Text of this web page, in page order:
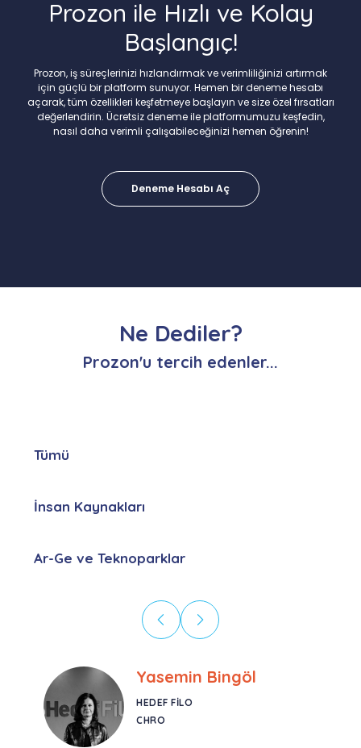
Prozon ile Hızlı ve Kolay
Başlangıç!
Prozon, iş süreçlerinizi hızlandırmak ve verimliliğinizi artırmak
için güçlü bir platform sunuyor. Hemen bir deneme hesabı
açarak, tüm özellikleri keşfetmeye başlayın ve size özel fırsatları
değerlendirin. Ücretsiz deneme ile platformumuzu keşfedin,
nasıl daha verimli çalışabileceğinizi hemen öğrenin!
Deneme Hesabı Aç
Ne Dediler?
Prozon'u tercih edenler...
Tümü
İnsan Kaynakları
Ar-Ge ve Teknoparklar
Ebru Kural
CORESYS
SATIŞ YÖNETICISI